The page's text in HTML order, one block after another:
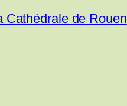
Cathédrale de Rouen